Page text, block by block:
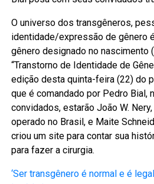
O universo dos transgêneros,
identidade/expressão de gênero
gênero designado no nascimento
“Transtorno de Identidade de
edição desta quinta-feira (22) do
que é comandado por Pedro Bial,
convidados, estarão João W.
operado no Brasil, e Maite
criou um site para contar sua
para fazer a cirurgia.
‘Ser transgênero é normal e é